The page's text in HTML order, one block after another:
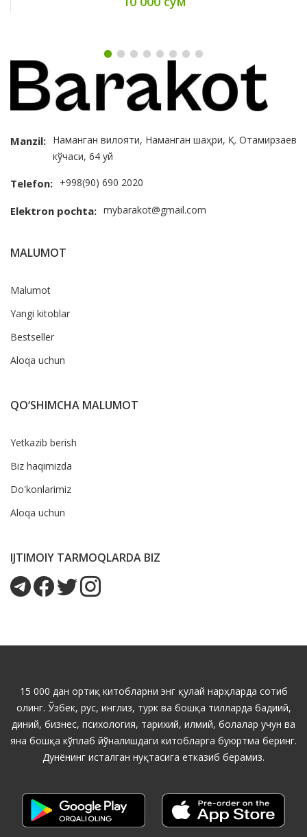
Manzil: Наманган вилояти, Наманган шаҳри, Қ. Отамирзаев
кўчаси, 64 уй
Telefon: +998(90) 690 2020
Elektron pochta: mybarakot@gmail.com
MALUMOT
Malumot
Yangi kitoblar
Bestseller
Aloqa uchun
QO‘SHIMCHA MALUMOT
Yetkazib berish
Biz haqimizda
Do'konlarimiz
Aloqa uchun
IJTIMOIY TARMOQLARDA BIZ
15 000 дан ортиқ китобларни энг қулай нарҳларда сотиб
олинг. Ўзбек, рус, инглиз, турк ва бошқа тилларда бадиий,
диний, бизнес, психология, тарихий, илмий, болалар учун ва
яна бошқа кўплаб йўналишдаги китобларга буюртма беринг.
Дунёнинг исталган нуқтасига етказиб берамиз.